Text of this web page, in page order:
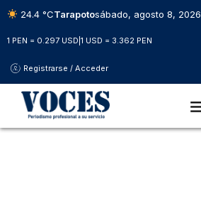
24.4 °CTarapotosábado, agosto 8, 2026
1 PEN = 0.297 USD 1 USD = 3.362 PEN
Registrarse / Acceder